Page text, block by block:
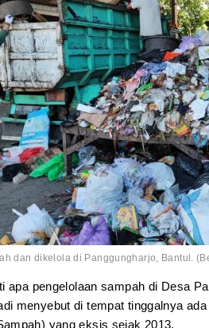
dan dikelola di Panggungharjo, Bantul.
apa pengelolaan sampah di Desa
menyebut di tempat tinggalnya
yang eksis sejak 2013.